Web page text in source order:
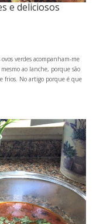
e deliciosos
verdes acompanham-me
ao lanche, porque são
frios. No artigo porque é que